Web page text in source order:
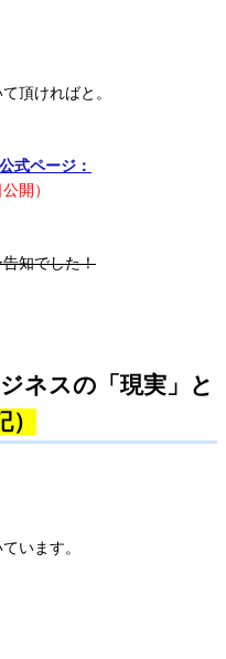
頂ければと。
式ページ：
開）
知でした！
ネスの「現実」と
います。